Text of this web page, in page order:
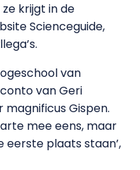
krijgt in de
Scienceguide,
van
van Geri
Gispen.
mee eens, maar
eerste plaats staan’,